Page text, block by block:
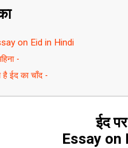
on Eid in Hindi
-
है ईद का चाँद -
ईद
Essay on